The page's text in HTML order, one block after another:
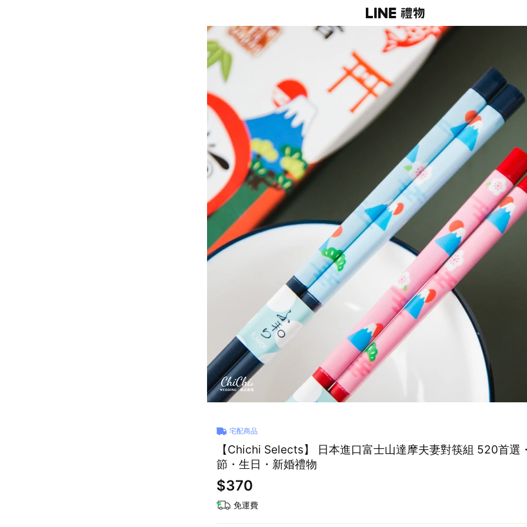
宅配商品
【Chichi Selects】 日本進口富士山達摩夫妻對筷組 520首選
節・生日・新婚禮物
$370
免運費